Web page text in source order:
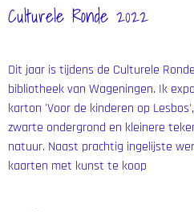
Culturele Ronde 2022
Dit jaar is tijdens de Culturele
bibliotheek van Wageningen. Ik
karton 'Voor de kinderen op
zwarte ondergrond en kleinere
natuur. Naast prachtig ingelijste
kaarten met kunst te koop